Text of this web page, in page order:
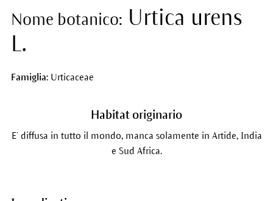
Nome botanico: Urtica urens
L.
Famiglia:Urticaceae
Habitat originario
E’ diffusa in tutto il mondo, manca solamente in Artide, India
e Sud Africa.